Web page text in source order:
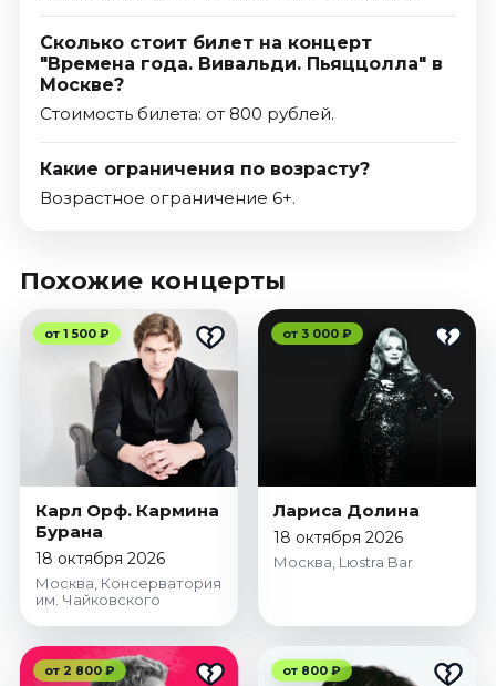
Сколько стоит билет на концерт
"Времена года. Вивальди. Пьяццолла" в
Москве?
Стоимость билета: от 800 рублей.
Какие ограничения по возрасту?
Возрастное ограничение 6+.
Похожие концерты
от 1 500 ₽
Карл Орф. Кармина
Бурана
18 октября 2026
Москва, Консерватория
им. Чайковского
от 3 000 ₽
Лариса Долина
18 октября 2026
Москва, Lюstra Bar
от 2 800 ₽ от 800 ₽